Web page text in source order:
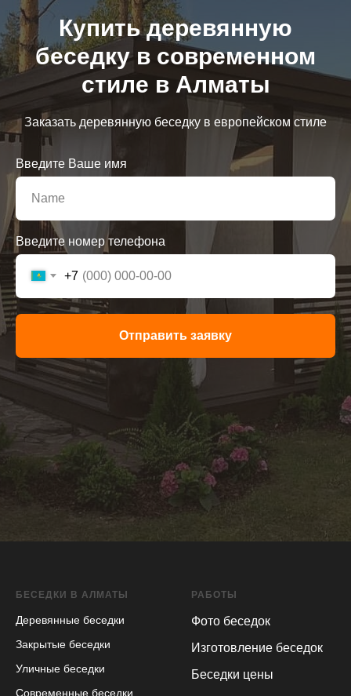
Купить деревянную
беседку в современном
стиле в Алматы
Заказать деревянную беседку в европейском стиле
Введите Ваше имя
Введите номер телефона
+7
Отправить заявку
БЕСЕДКИ В АЛМАТЫ
Деревянные беседки
Закрытые беседки
Уличные беседки
Современные беседки
РАБОТЫ
Фото беседок
Изготовление беседок
Беседки цены